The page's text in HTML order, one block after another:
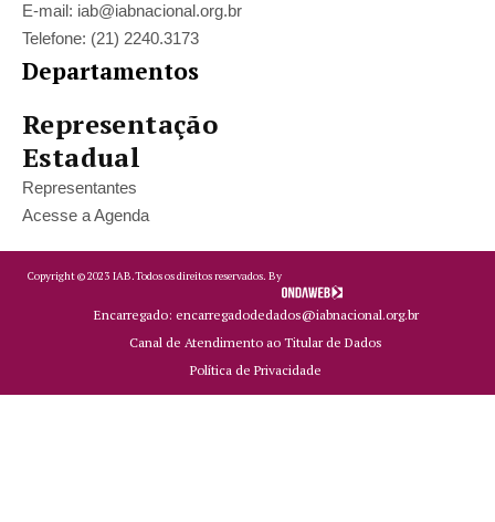
E-mail: iab@iabnacional.org.br
Telefone: (21) 2240.3173
Departamentos
Representação
Estadual
Representantes
Acesse a Agenda
Copyright ©2023 IAB.Todos os direitos reservados. By
Encarregado: encarregadodedados@iabnacional.org.br
Canal de Atendimento ao Titular de Dados
Política de Privacidade